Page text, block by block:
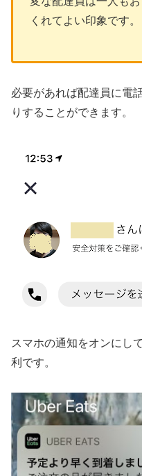
くれてよい印象です。
必要があれば配達員に電
りすることができます。
スマホの通知をオンにし
利です。